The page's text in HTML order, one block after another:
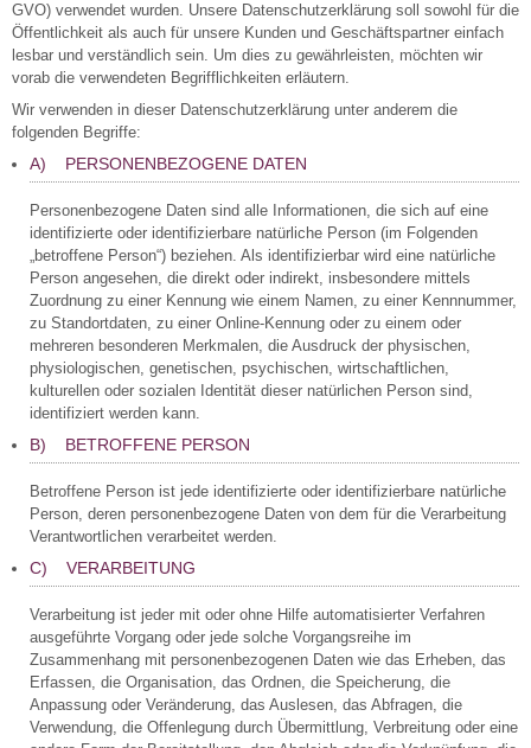
GVO) verwendet wurden. Unsere Datenschutzerklärung soll sowohl für die
Öffentlichkeit als auch für unsere Kunden und Geschäftspartner einfach
lesbar und verständlich sein. Um dies zu gewährleisten, möchten wir
vorab die verwendeten Begrifflichkeiten erläutern.
Wir verwenden in dieser Datenschutzerklärung unter anderem die
folgenden Begriffe:
A) PERSONENBEZOGENE DATEN
Personenbezogene Daten sind alle Informationen, die sich auf eine
identifizierte oder identifizierbare natürliche Person (im Folgenden
„betroffene Person“) beziehen. Als identifizierbar wird eine natürliche
Person angesehen, die direkt oder indirekt, insbesondere mittels
Zuordnung zu einer Kennung wie einem Namen, zu einer Kennnummer,
zu Standortdaten, zu einer Online-Kennung oder zu einem oder
mehreren besonderen Merkmalen, die Ausdruck der physischen,
physiologischen, genetischen, psychischen, wirtschaftlichen,
kulturellen oder sozialen Identität dieser natürlichen Person sind,
identifiziert werden kann.
B) BETROFFENE PERSON
Betroffene Person ist jede identifizierte oder identifizierbare natürliche
Person, deren personenbezogene Daten von dem für die Verarbeitung
Verantwortlichen verarbeitet werden.
C) VERARBEITUNG
Verarbeitung ist jeder mit oder ohne Hilfe automatisierter Verfahren
ausgeführte Vorgang oder jede solche Vorgangsreihe im
Zusammenhang mit personenbezogenen Daten wie das Erheben, das
Erfassen, die Organisation, das Ordnen, die Speicherung, die
Anpassung oder Veränderung, das Auslesen, das Abfragen, die
Verwendung, die Offenlegung durch Übermittlung, Verbreitung oder eine